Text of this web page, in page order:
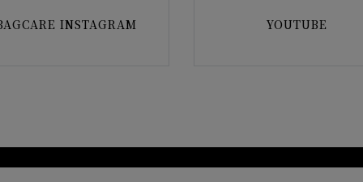
INSTAGRAM YOUTUBE